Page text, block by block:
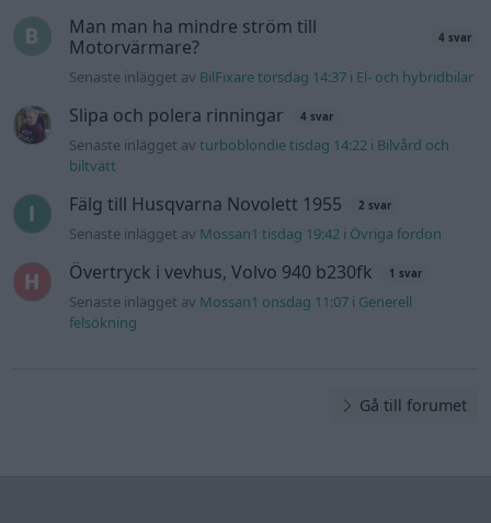
Man man ha mindre ström till
Motorvärmare?
4 svar
Senaste inlägget av BilFixare torsdag 14:37 i El- och hybridbilar
Slipa och polera rinningar 4 svar
Senaste inlägget avturboblondie tisdag 14:22 i Bilvård och
biltvätt
Fälg till Husqvarna Novolett 1955 2 svar
Senaste inlägget av Mossan1 tisdag 19:42 i Övriga fordon
Övertryck i vevhus, Volvo 940 b230fk 1 svar
Senaste inlägget av Mossan1 onsdag 11:07 i Generell
felsökning
Gå till forumet